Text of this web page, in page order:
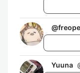
@freope
Yuuna